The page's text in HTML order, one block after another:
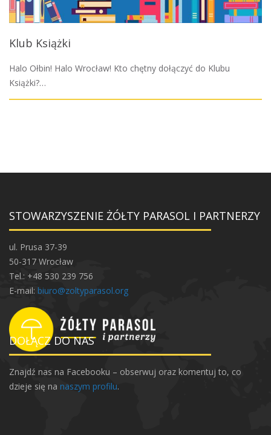
Klub Książki
Halo Ołbin! Halo Wrocław! Kto chętny dołączyć do Klubu
Książki?…
STOWARZYSZENIE ŻÓŁTY PARASOL I PARTNERZY
ul. Prusa 37-39
50-317 Wrocław
Tel.: +48 530 239 756
E-mail: biuro@zoltyparasol.org
DOŁĄCZ DO NAS
Znajdź nas na Facebooku – obserwuj oraz komentuj to, co
dzieje się na naszym profilu.